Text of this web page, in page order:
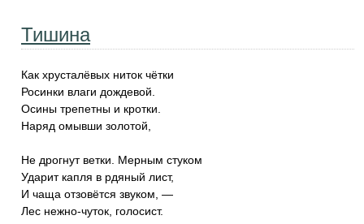
Тишина
Как хрусталёвых ниток чётки
Росинки влаги дождевой.
Осины трепетны и кротки.
Наряд омывши золотой,
Не дрогнут ветки. Мерным стуком
Ударит капля в рдяный лист,
И чаща отзовётся звуком, —
Лес нежно-чуток, голосист.